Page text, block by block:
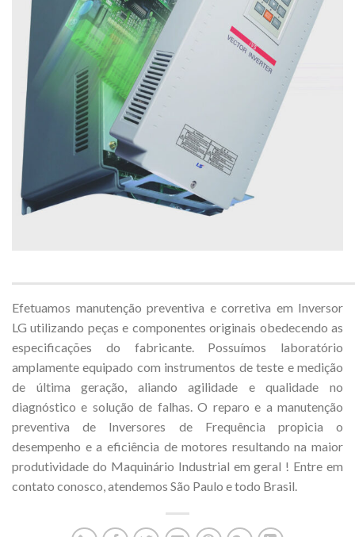
Efetuamos manutenção preventiva e corretiva em Inversor
LG utilizando peças e componentes originais obedecendo as
especificações do fabricante. Possuímos laboratório
amplamente equipado com instrumentos de teste e medição
de última geração, aliando agilidade e qualidade no
diagnóstico e solução de falhas. O reparo e a manutenção
preventiva de Inversores de Frequência propicia o
desempenho e a eficiência de motores resultando na maior
produtividade do Maquinário Industrial em geral ! Entre em
contato conosco, atendemos São Paulo e todo Brasil.